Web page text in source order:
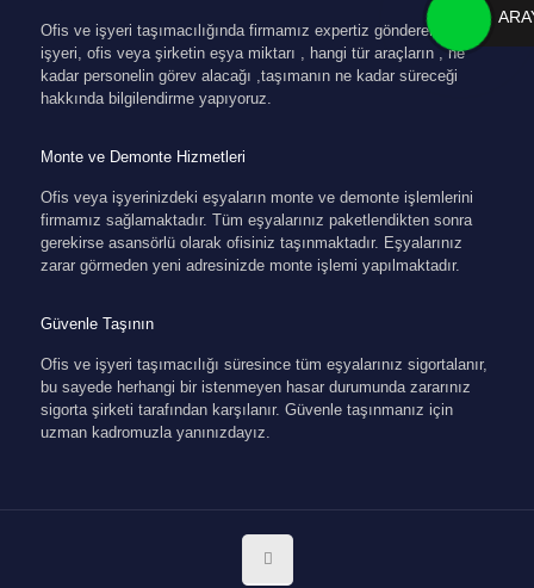
Ofis ve işyeri taşımacılığında firmamız expertiz göndererek
işyeri, ofis veya şirketin eşya miktarı , hangi tür araçların , ne
kadar personelin görev alacağı ,taşımanın ne kadar süreceği
hakkında bilgilendirme yapıyoruz.
Monte ve Demonte Hizmetleri
Ofis veya işyerinizdeki eşyaların monte ve demonte işlemlerini
firmamız sağlamaktadır. Tüm eşyalarınız paketlendikten sonra
gerekirse asansörlü olarak ofisiniz taşınmaktadır. Eşyalarınız
zarar görmeden yeni adresinizde monte işlemi yapılmaktadır.
Güvenle Taşının
Ofis ve işyeri taşımacılığı süresince tüm eşyalarınız sigortalanır,
bu sayede herhangi bir istenmeyen hasar durumunda zararınız
sigorta şirketi tarafından karşılanır. Güvenle taşınmanız için
uzman kadromuzla yanınızdayız.